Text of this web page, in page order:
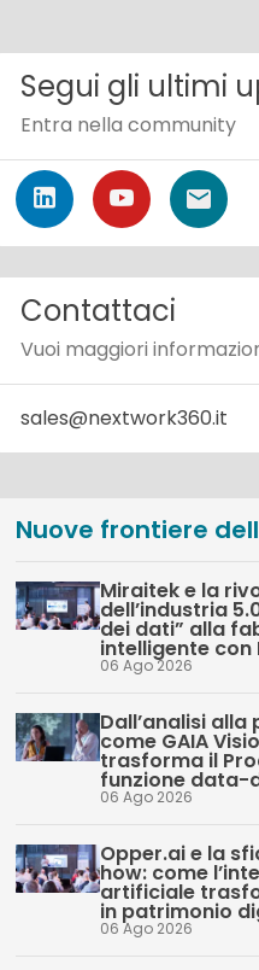
Segui gli ultimi
Entra nella community
Contattaci
Vuoi maggiori
sales@nextwork360.it
Nuove frontiere
Miraitek e la
dell’industria
dei dati” alla
intelligente con
06 Ago 2026
Dall’analisi
come GAIA
trasforma il
funzione data-
06 Ago 2026
Opper.ai e la
how: come
artificiale
in patrimonio
06 Ago 2026